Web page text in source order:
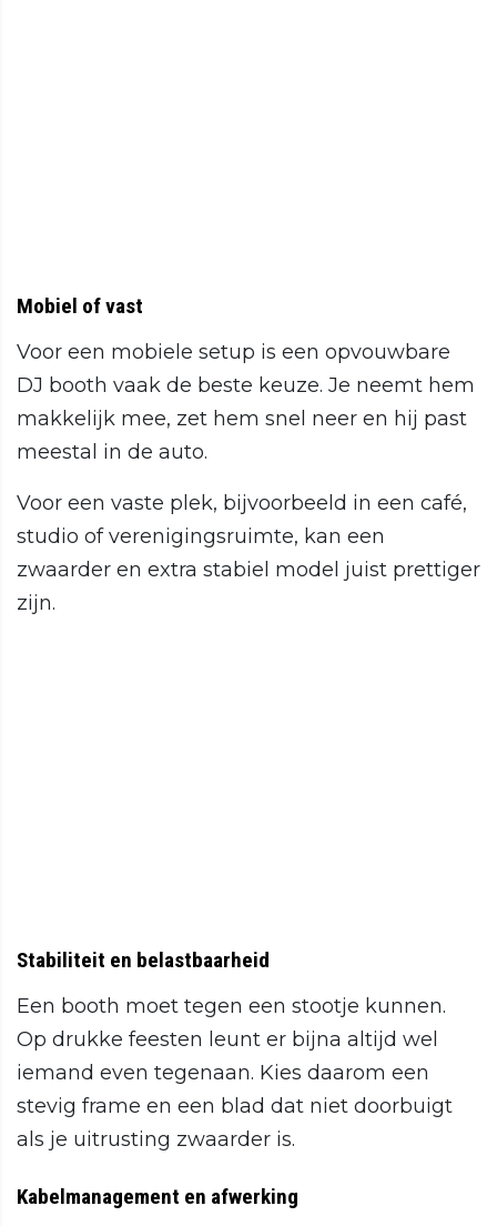
Mobiel of vast
Voor een mobiele setup is een opvouwbare
DJ booth vaak de beste keuze. Je neemt hem
makkelijk mee, zet hem snel neer en hij past
meestal in de auto.
Voor een vaste plek, bijvoorbeeld in een café,
studio of verenigingsruimte, kan een
zwaarder en extra stabiel model juist prettiger
zijn.
Stabiliteit en belastbaarheid
Een booth moet tegen een stootje kunnen.
Op drukke feesten leunt er bijna altijd wel
iemand even tegenaan. Kies daarom een
stevig frame en een blad dat niet doorbuigt
als je uitrusting zwaarder is.
Kabelmanagement en afwerking